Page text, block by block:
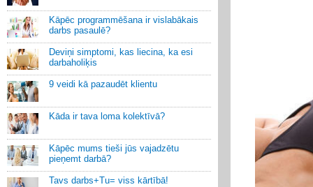
Kāpēc programmēšana ir vislabākais
darbs pasaulē?
Deviņi simptomi, kas liecina, ka esi
darbaholiķis
9 veidi kā pazaudēt klientu
Kāda ir tava loma kolektīvā?
Kāpēc mums tieši jūs vajadzētu
pieņemt darbā?
Tavs darbs+Tu= viss kārtībā!